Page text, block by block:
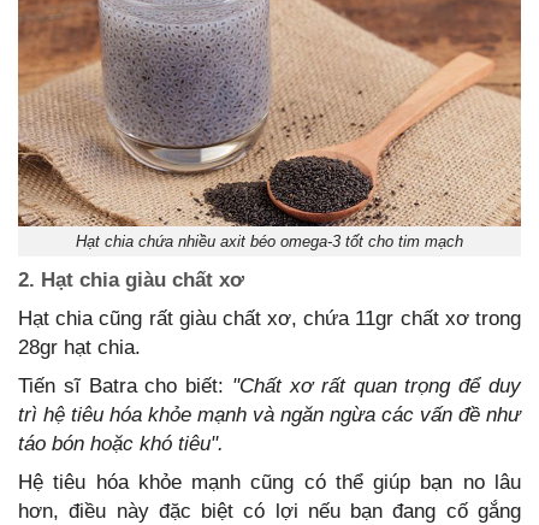
Hạt chia chứa nhiều axit béo omega-3 tốt cho tim mạch
2. Hạt chia giàu chất xơ
Hạt chia cũng rất giàu chất xơ, chứa 11gr chất xơ trong
28gr hạt chia.
Tiến sĩ Batra cho biết: "Chất xơ rất quan trọng để duy
trì hệ tiêu hóa khỏe mạnh và ngăn ngừa các vấn đề như
táo bón hoặc khó tiêu".
Hệ tiêu hóa khỏe mạnh cũng có thể giúp bạn no lâu
hơn, điều này đặc biệt có lợi nếu bạn đang cố gắng